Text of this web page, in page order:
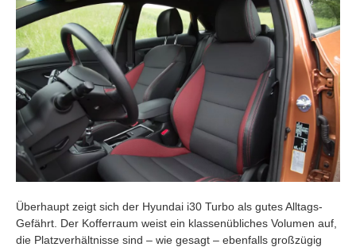
Überhaupt zeigt sich der Hyundai i30 Turbo als gutes Alltags-
Gefährt. Der Kofferraum weist ein klassenübliches Volumen auf,
die Platzverhältnisse sind – wie gesagt – ebenfalls großzügig